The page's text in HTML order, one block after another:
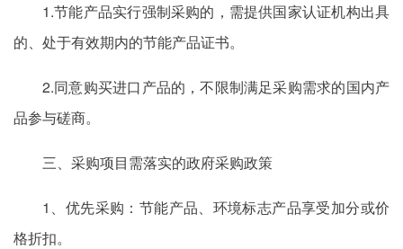
1.节能产品实行强制采购的，需提供国家认证机构出具
的、处于有效期内的节能产品证书。
2.同意购买进口产品的，不限制满足采购需求的国内产
品参与磋商。
三、采购项目需落实的政府采购政策
1、优先采购：节能产品、环境标志产品享受加分或价
格折扣。